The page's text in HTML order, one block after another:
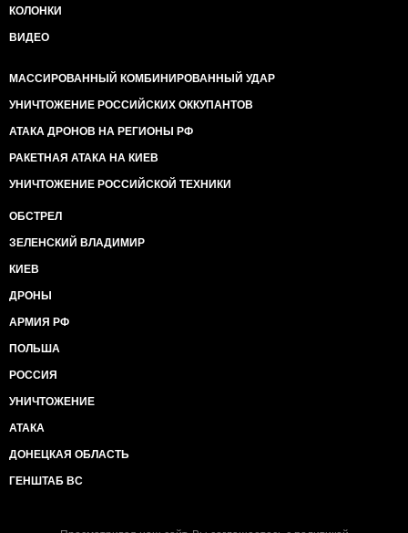
КОЛОНКИ
ВИДЕО
МАССИРОВАННЫЙ КОМБИНИРОВАННЫЙ УДАР
УНИЧТОЖЕНИЕ РОССИЙСКИХ ОККУПАНТОВ
АТАКА ДРОНОВ НА РЕГИОНЫ РФ
РАКЕТНАЯ АТАКА НА КИЕВ
УНИЧТОЖЕНИЕ РОССИЙСКОЙ ТЕХНИКИ
ОБСТРЕЛ
ЗЕЛЕНСКИЙ ВЛАДИМИР
КИЕВ
ДРОНЫ
АРМИЯ РФ
ПОЛЬША
РОССИЯ
УНИЧТОЖЕНИЕ
АТАКА
ДОНЕЦКАЯ ОБЛАСТЬ
ГЕНШТАБ ВС